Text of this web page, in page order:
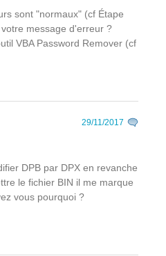
sont "normaux" (cf Étape
message d'erreur ?
VBA Password Remover (cf
29/11/2017
DPB par DPX en revanche
le fichier BIN il me marque
vous pourquoi ?